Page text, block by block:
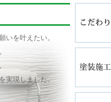
いを叶えたい。
実現しました。